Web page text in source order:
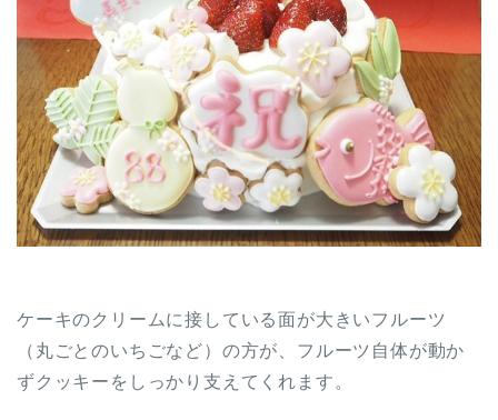
ケーキのクリームに接している面が大きいフルーツ
（丸ごとのいちごなど）の方が、フルーツ自体が動か
ずクッキーをしっかり支えてくれます。